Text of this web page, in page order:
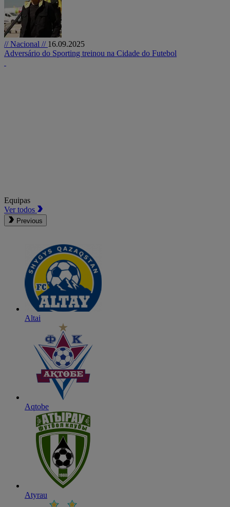
// Nacional // 16.09.2025
Adversário do Sporting treinou na Cidade do Futebol
Equipas
Ver todos
Previous
Altai
Aqtobe
Atyrau